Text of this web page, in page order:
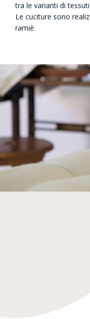
tra le varianti di
Le cuciture sono
ramiè.